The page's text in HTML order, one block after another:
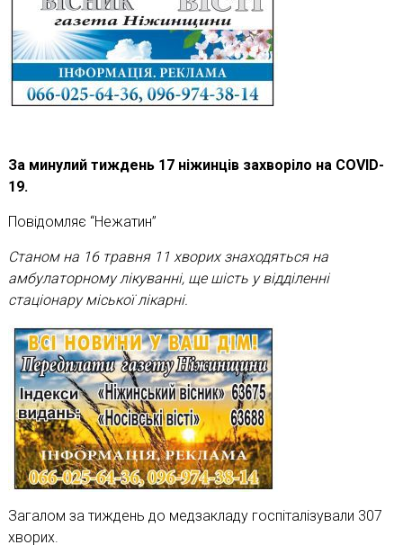
За минулий тиждень 17 ніжинців захворіло на COVID-
19.
Повідомляє “Нежатин”
Станом на 16 травня 11 хворих знаходяться на
амбулаторному лікуванні, ще шість у відділенні
стаціонару міської лікарні.
Загалом за тиждень до медзакладу госпіталізували 307
хворих.